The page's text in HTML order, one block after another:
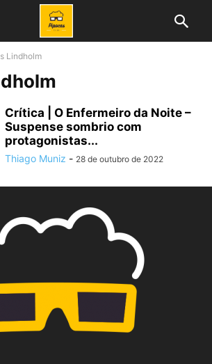
Lindholm
Crítica | O Enfermeiro da Noite –
Suspense sombrio com
protagonistas...
Thiago Muniz - 28 de outubro de 2022